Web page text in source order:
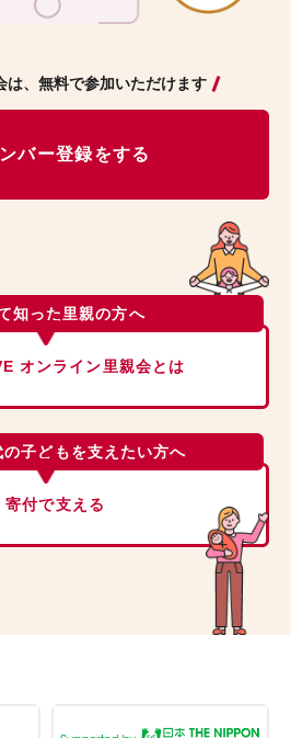
は、無料で参加いただけます
バー登録をする
知った里親の方へ
オンライン里親会とは
子どもを支えたい方へ
寄付で支える